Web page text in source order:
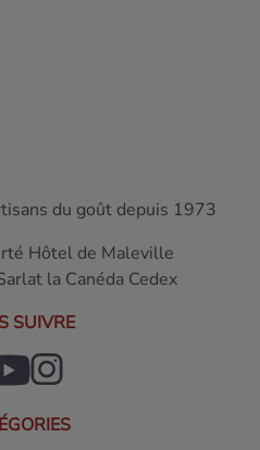
du goût depuis 1973
Hôtel de Maleville
la Canéda Cedex
SUIVRE